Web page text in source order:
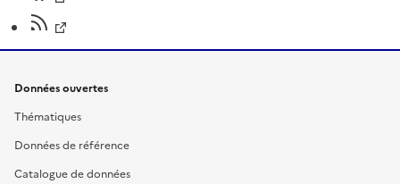
Données ouvertes
Thématiques
Données de référence
Catalogue de données